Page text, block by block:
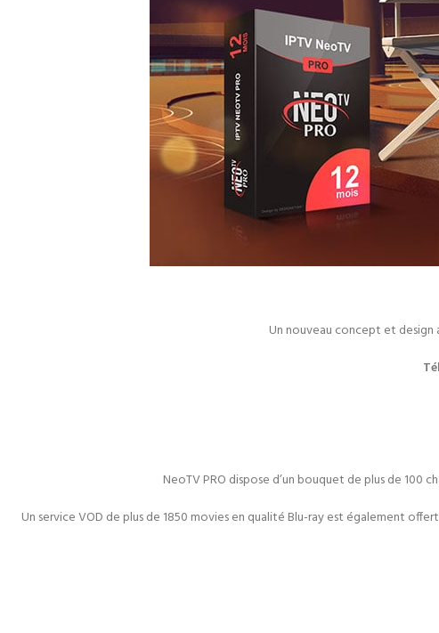
Un nouveau concept et design
NeoTV PRO dispose d’un bouquet de plus de 100
Un service VOD de plus de 1850 movies en qualité Blu-ray est également